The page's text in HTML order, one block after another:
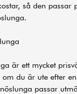
så den
är ett mycket
du är ute efter
passar